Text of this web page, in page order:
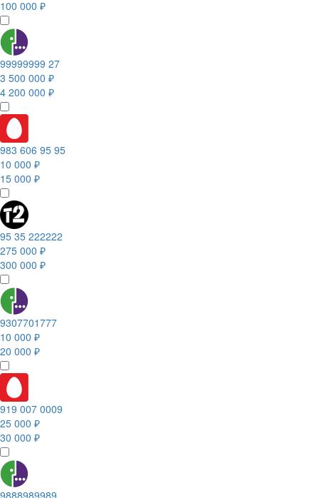
100 000 ₽
99999999 27
3 500 000 ₽
4 200 000 ₽
983 606 95 95
10 000 ₽
15 000 ₽
95 35 222222
275 000 ₽
300 000 ₽
9307701777
10 000 ₽
20 000 ₽
919 007 0009
25 000 ₽
30 000 ₽